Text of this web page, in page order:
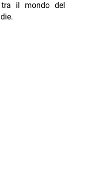
tra il mondo del